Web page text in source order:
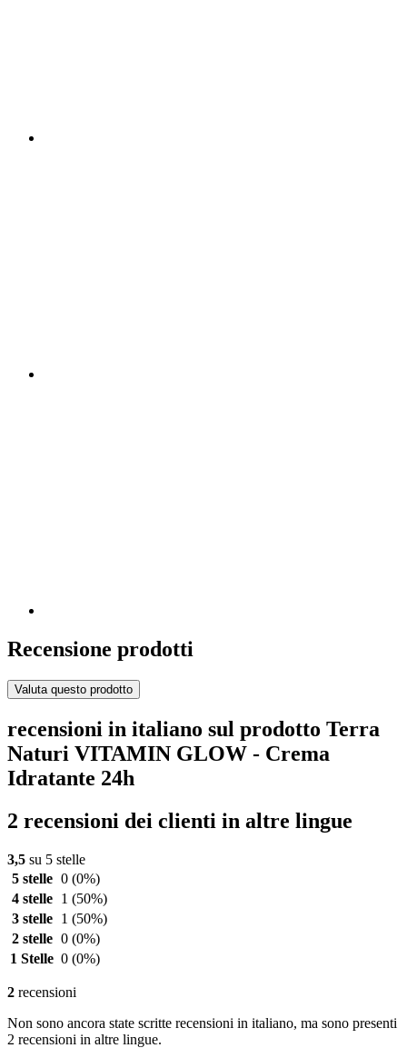
Recensione prodotti
Valuta questo prodotto
recensioni in italiano sul prodotto Terra
Naturi VITAMIN GLOW - Crema
Idratante 24h
2 recensioni dei clienti in altre lingue
3,5 su 5 stelle
5 stelle 0 (0%)
4 stelle
1 (50%)
3 stelle
1 (50%)
2 stelle 0 (0%)
1 Stelle 0 (0%)
2 recensioni
Non sono ancora state scritte recensioni in italiano, ma sono presenti
2 recensioni in altre lingue.